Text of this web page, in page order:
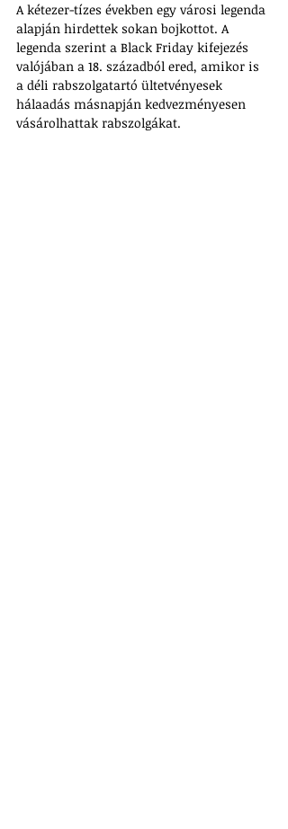
A kétezer-tízes években egy városi legenda
alapján hirdettek sokan bojkottot. A
legenda szerint a Black Friday kifejezés
valójában a 18. századból ered, amikor is
a déli rabszolgatartó ültetvényesek
hálaadás másnapján kedvezményesen
vásárolhattak rabszolgákat.